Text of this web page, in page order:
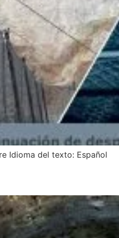
Idioma del texto: Español